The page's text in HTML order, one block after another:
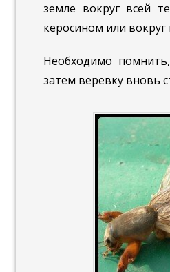
земле вокруг всей
керосином или
Необходимо
затем веревку вновь